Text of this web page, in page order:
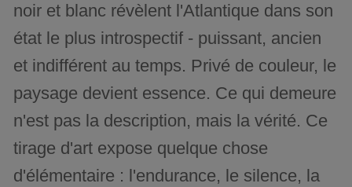
noir et blanc révèlent l'Atlantique dans son
état le plus introspectif - puissant, ancien
et indifférent au temps. Privé de couleur, le
paysage devient essence. Ce qui demeure
n'est pas la description, mais la vérité. Ce
tirage d'art expose quelque chose
d'élémentaire : l'endurance, le silence, la